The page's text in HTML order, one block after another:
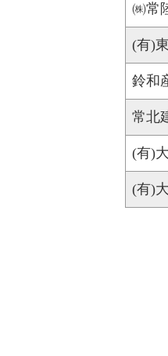
㈱常
(有)
鈴和
常北
(有)
(有)